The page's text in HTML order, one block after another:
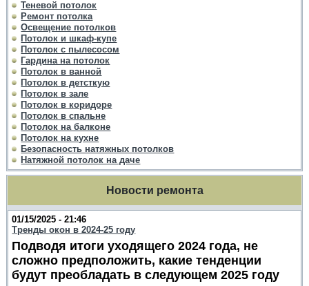
Теневой потолок
Ремонт потолка
Освещение потолков
Потолок и шкаф-купе
Потолок с пылесосом
Гардина на потолок
Потолок в ванной
Потолок в детсткую
Потолок в зале
Потолок в коридоре
Потолок в спальне
Потолок на балконе
Потолок на кухне
Безопасность натяжных потолков
Натяжной потолок на даче
Новости ремонта
01/15/2025 - 21:46
Тренды окон в 2024-25 году
Подводя итоги уходящего 2024 года, не
сложно предположить, какие тенденции
будут преобладать в следующем 2025 году